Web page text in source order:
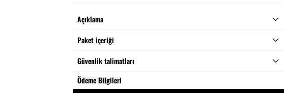
Açıklama
Paket içeriği
Güvenlik talimatları
Ödeme Bilgileri